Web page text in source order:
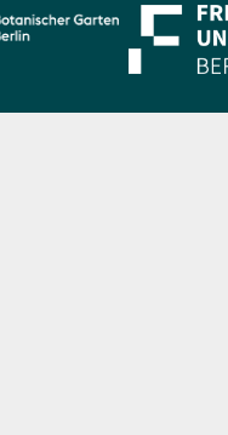
Bo Berlin